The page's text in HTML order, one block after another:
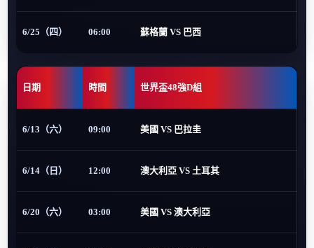
6/25（四） 06:00 蘇格蘭 VS 巴西
日期 時間 世界盃48強D組
6/13（六） 09:00 美國 VS 巴拉圭
6/14（日） 12:00 澳大利亞 VS 土耳其
6/20（六） 03:00 美國 VS 澳大利亞